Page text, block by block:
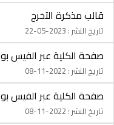
قالب مذكرة التخرج
تاريخ النشر : 2023-05-22
صفحة الكلية عبر الفيس
تاريخ النشر : 2022-11-08
صفحة الكلية عبر الفيس
تاريخ النشر : 2022-11-08